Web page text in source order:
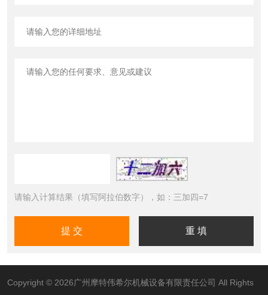
请输入计算结果（填写阿拉伯数字），如：三加四=7
Copyright © 2026广州摩特伟希尔机械设备有限责任公司 All Rights